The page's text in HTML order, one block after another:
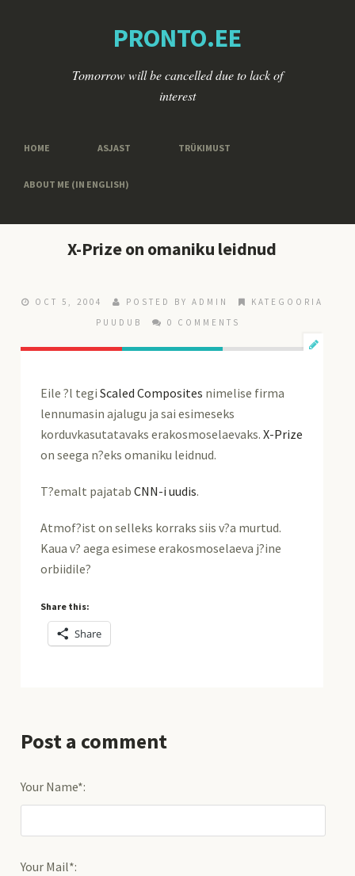
PRONTO.EE
Tomorrow will be cancelled due to lack of
interest
HOME ASJAST TRÜKIMUST
ABOUT ME (IN ENGLISH)
X-Prize on omaniku leidnud
OCT 5, 2004 POSTED BY ADMIN
KATEGOORIA
PUUDUB
0 COMMENTS
Eile ?l tegiScaled Composites nimelise firma
lennumasin ajalugu ja sai esimeseks
korduvkasutatavaks erakosmoselaevaks.X-Prize
on seega n?eks omaniku leidnud.
T?emalt pajatabCNN-i uudis.
Atmof?ist on selleks korraks siis v?a murtud.
Kaua v? aega esimese erakosmoselaeva j?ine
orbiidile?
Share this:
Share
Post a comment
Your Name*:
Your Mail*: